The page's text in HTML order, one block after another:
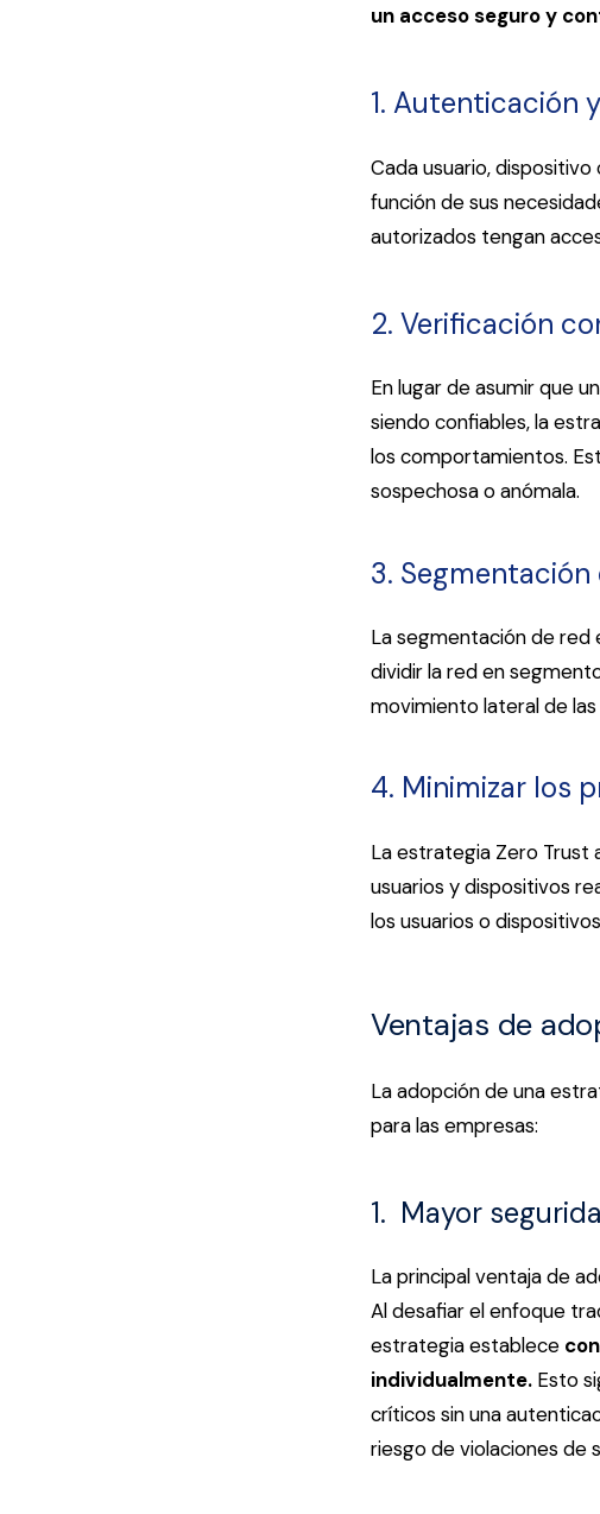
un acceso seguro y
1. Autenticación
Cada usuario,
función de sus
autorizados tengan
2. Verificación
En lugar de asumir que
siendo confiables, la
los comportamientos.
sospechosa o anómala.
3. Segmentación
La segmentación de red
dividir la red en
movimiento lateral de
4. Minimizar los
La estrategia Zero Trust
usuarios y dispositivos
los usuarios o
Ventajas de
La adopción de una
para las empresas:
1. Mayor
La principal ventaja de
Al desafiar el enfoque
estrategia establece
individualmente. Esto
críticos sin una
riesgo de violaciones de